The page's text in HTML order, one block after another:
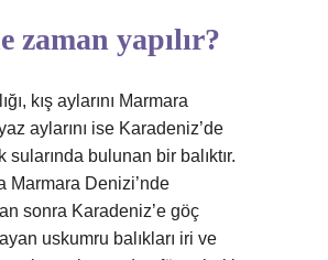
zaman yapılır?
kış aylarını Marmara
aylarını ise Karadeniz’de
sularında bulunan bir balıktır.
Marmara Denizi’nde
sonra Karadeniz’e göç
uskumru balıkları iri ve